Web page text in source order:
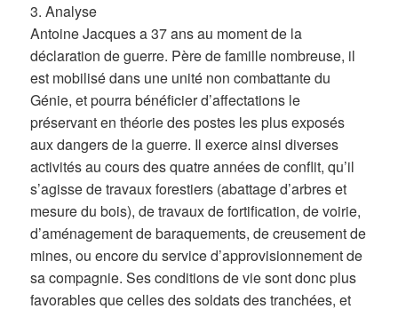
3. Analyse
Antoine Jacques a 37 ans au moment de la
déclaration de guerre. Père de famille nombreuse, il
est mobilisé dans une unité non combattante du
Génie, et pourra bénéficier d’affectations le
préservant en théorie des postes les plus exposés
aux dangers de la guerre. Il exerce ainsi diverses
activités au cours des quatre années de conflit, qu’il
s’agisse de travaux forestiers (abattage d’arbres et
mesure du bois), de travaux de fortification, de voirie,
d’aménagement de baraquements, de creusement de
mines, ou encore du service d’approvisionnement de
sa compagnie. Ses conditions de vie sont donc plus
favorables que celles des soldats des tranchées, et